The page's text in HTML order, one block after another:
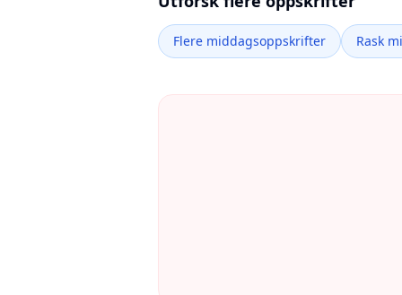
Flere middagsoppskrifter Rask